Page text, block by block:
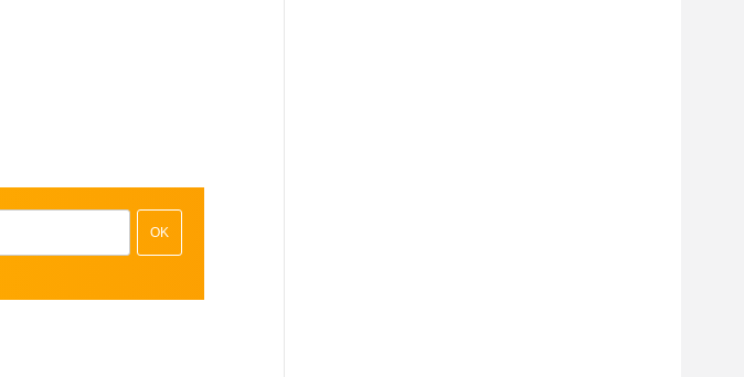
OK